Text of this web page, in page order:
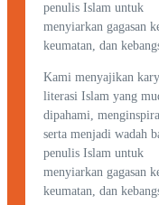
penulis Islam untuk
menyiarkan gagasan
keumatan, dan
Kami menyajikan
literasi Islam yang
dipahami,
serta menjadi wadah
penulis Islam untuk
menyiarkan gagasan
keumatan, dan